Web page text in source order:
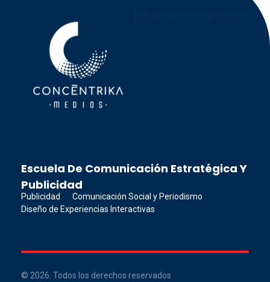
Escuela De Comunicación Estratégica Y
Publicidad
Publicidad
Comunicación Social y Periodismo
Diseño de Experiencias Interactivas
© 2026. Todos los derechos reservados